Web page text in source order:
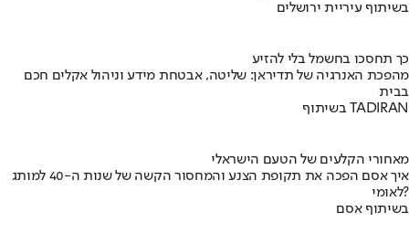
בשיתוף עיריית ירושלים
כך תחסכו בחשמל בלי להזיע
מהפכת האנרגיה של תדיראן: שליטה, אבטחת מידע וניהול אקלים חכם
בבית
בשיתוף TADIRAN
מאחורי הקלעים של הטעם הישראלי
איך אסם הפכה את תקופת הצנע והמחסור הקשה של שנות ה-40 למותג
לאומי?
בשיתוף אסם